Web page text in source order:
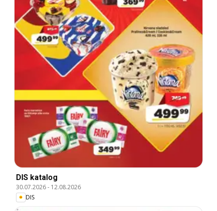
DIS katalog
30.07.2026- 12.08.2026
DIS